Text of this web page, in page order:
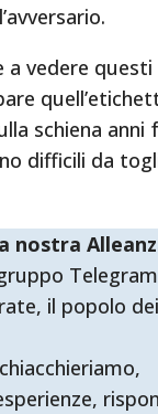
a vedere
schiena anni
difficili da
nostra
il popolo